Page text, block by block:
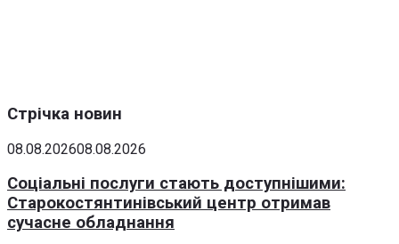
Стрічка новин
08.08.202608.08.2026
Соціальні послуги стають доступнішими:
Старокостянтинівський центр отримав
сучасне обладнання